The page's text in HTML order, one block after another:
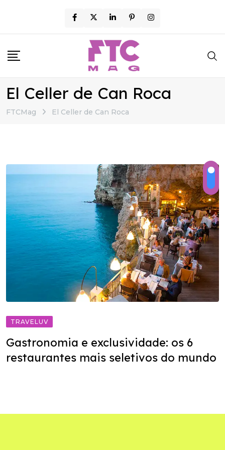
content
El Celler de Can Roca
FTCMag El Celler de Can Roca
TRAVELUV
Gastronomia e exclusividade: os 6
restaurantes mais seletivos do mundo